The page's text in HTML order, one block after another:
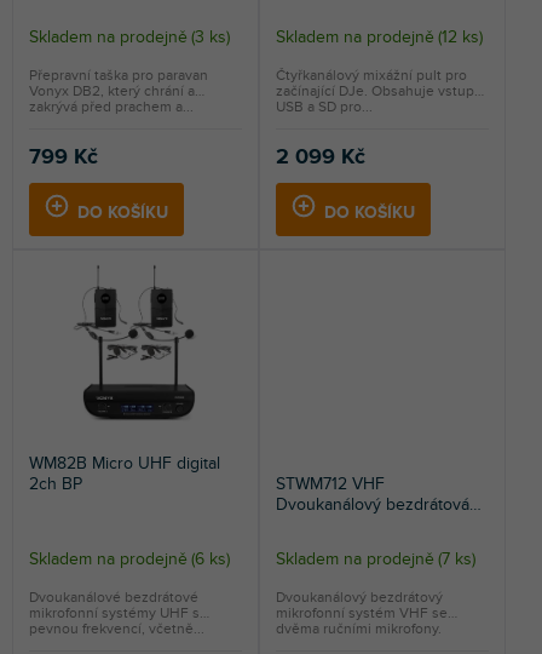
Skladem na prodejně (3 ks)
799 Kč
DO KOŠÍKU
Přepravní taška pro paravan
Vonyx DB2, který chrání a
zakrývá před prachem a...
Průměrné
hodnocení
produktu
5,0
hvězdiček.
Skladem na prodejně (12 ks)
2 099 Kč
DO KOŠÍKU
Čtyřkanálový mixážní pult pro
začínající DJe. Obsahuje vstup
USB a SD pro...
WM82B Micro UHF digital
2ch BP
Skladem na prodejně (6 ks)
Dvoukanálové bezdrátové
mikrofonní systémy UHF s
pevnou frekvencí, včetně...
STWM712 VHF
Dvoukanálový bezdrátová
Průměrné
hodnocení
produktu
Skladem na prodejně (7 ks)
Dvoukanálový bezdrátový
mikrofonní systém VHF se
dvěma ručními mikrofony.